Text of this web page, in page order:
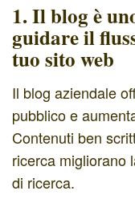
1. Il blog è
guidare il
tuo sito web
Il blog aziendale
pubblico e
Contenuti ben
ricerca migliorano
di ricerca.